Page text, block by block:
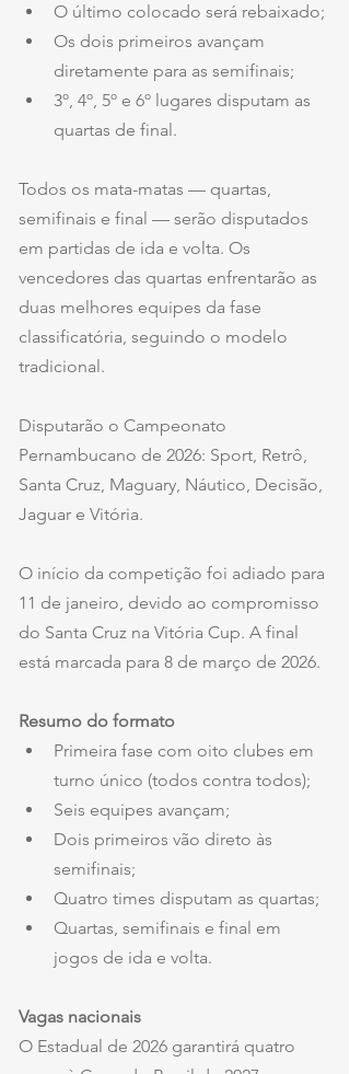
O último colocado será rebaixado;
Os dois primeiros avançam
diretamente para as semifinais;
3º, 4º, 5º e 6º lugares disputam as
quartas de final.
Todos os mata-matas — quartas,
semifinais e final — serão disputados
em partidas de ida e volta. Os
vencedores das quartas enfrentarão as
duas melhores equipes da fase
classificatória, seguindo o modelo
tradicional.
Disputarão o Campeonato
Pernambucano de 2026: Sport, Retrô,
Santa Cruz, Maguary, Náutico, Decisão,
Jaguar e Vitória.
O início da competição foi adiado para
11 de janeiro, devido ao compromisso
do Santa Cruz na Vitória Cup. A final
está marcada para 8 de março de 2026.
Resumo do formato
Primeira fase com oito clubes em
turno único (todos contra todos);
Seis equipes avançam;
Dois primeiros vão direto às
semifinais;
Quatro times disputam as quartas;
Quartas, semifinais e final em
jogos de ida e volta.
Vagas nacionais
O Estadual de 2026 garantirá quatro